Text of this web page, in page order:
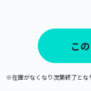
こ
※在庫がなくなり次第終了とな